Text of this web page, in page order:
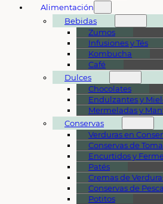
Alimentación
Bebidas
Zumos
Infusiones y Tés
Kombucha
Café
Dulces
Chocolates
Endulzantes y
Mermeladas y
Conservas
Verduras en
Conservas de
Encurtidos y
Patés
Cremas de
Conservas de
Potitos